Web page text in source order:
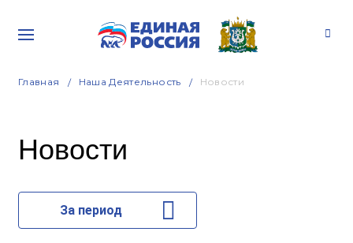
Главная Наша Деятельность Новости
Новости
За период